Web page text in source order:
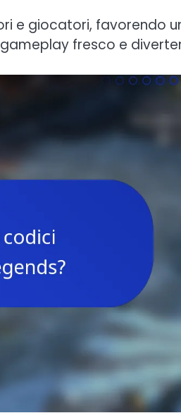
e giocatori, favorendo
fresco e